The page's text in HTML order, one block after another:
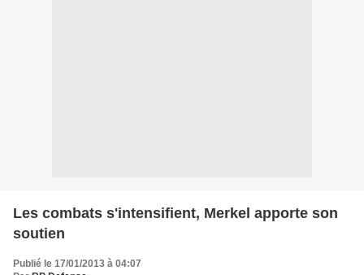
Les combats s'intensifient, Merkel apporte son
soutien
Publié le 17/01/2013 à 04:07